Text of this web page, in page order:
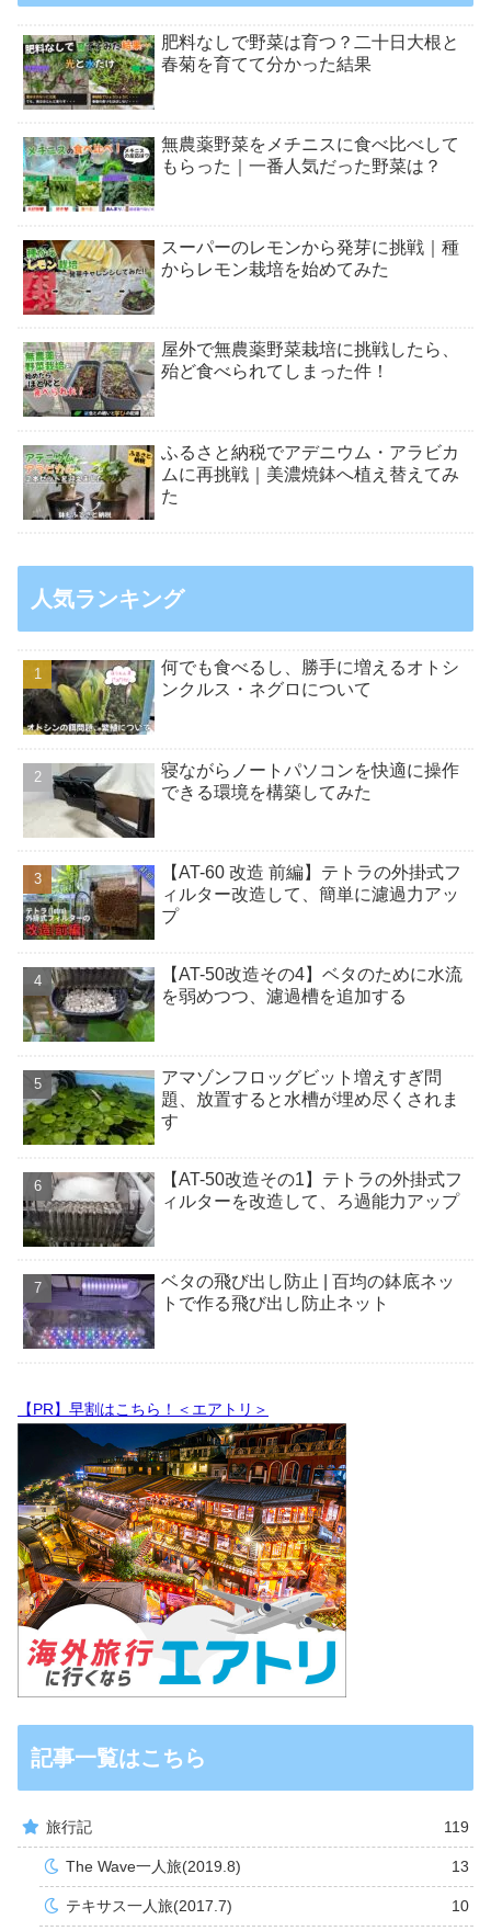
肥料なしで野菜は育つ？二十日大根と
春菊を育てて分かった結果
無農薬野菜をメチニスに食べ比べして
もらった｜一番人気だった野菜は？
スーパーのレモンから発芽に挑戦｜種
からレモン栽培を始めてみた
屋外で無農薬野菜栽培に挑戦したら、
殆ど食べられてしまった件！
ふるさと納税でアデニウム・アラビカ
ムに再挑戦｜美濃焼鉢へ植え替えてみ
た
人気ランキング
何でも食べるし、勝手に増えるオトシ
ンクルス・ネグロについて
寝ながらノートパソコンを快適に操作
できる環境を構築してみた
【AT-60 改造 前編】テトラの外掛式フ
ィルター改造して、簡単に濾過力アッ
プ
【AT-50改造その4】ベタのために水流
を弱めつつ、濾過槽を追加する
アマゾンフロッグビット増えすぎ問
題、放置すると水槽が埋め尽くされま
す
【AT-50改造その1】テトラの外掛式フ
ィルターを改造して、ろ過能力アップ
ベタの飛び出し防止 | 百均の鉢底ネッ
トで作る飛び出し防止ネット
【PR】早割はこちら！＜エアトリ＞
記事一覧はこちら
旅行記 119
The Wave一人旅(2019.8) 13
テキサス一人旅(2017.7) 10